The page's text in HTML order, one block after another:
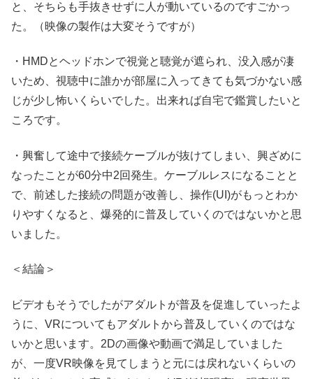
と、そちらも手抜きせずに人が動いているのですごかっ
た。（映像の製作は大変そうですが）
・HMDとヘッドホンで視覚と聴覚が遮られ、没入感が凄
いため、視聴中に誰かが部屋に入ってきても気づかない感
じが少し怖いくらいでした。出来れば自宅で鑑賞したいと
ころです。
・興奮して途中で接続ケーブルが抜けてしまい、興ざめに
なったことが60分中2回発生。ケーブルレスになることと
で、前述した接続の問題が改善し、操作(UI)がもっとわか
りやすくなると、爆発的に普及していくのではないかと思
いました。
＜結論＞
ビデオもそうでしたがアダルトが普及を促進していったよ
うに、VRについてもアダルトから普及していくのではな
いかと思います。2Dの画像や動画で満足していました
が、一度VR映像を見てしまうと元には戻れないくらいの